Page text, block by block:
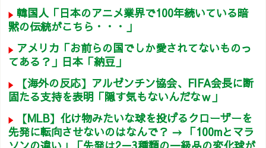
韓国人「日本のアニメ業界で100年続いている暗
黙の伝統がこちら・・・」
アメリカ「お前らの国でしか愛されてないものっ
てある？」日本「納豆」
【海外の反応】アルゼンチン協会、FIFA会長に断
固たる支持を表明「隠す気もないんだなｗ」
【MLB】化け物みたいな球を投げるクローザーを
先発に転向させないのはなんで？ → 「100mとマラ